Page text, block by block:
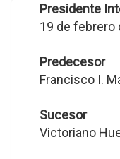
Presidente
19 de febrero
Predecesor
Francisco I.
Sucesor
Victoriano